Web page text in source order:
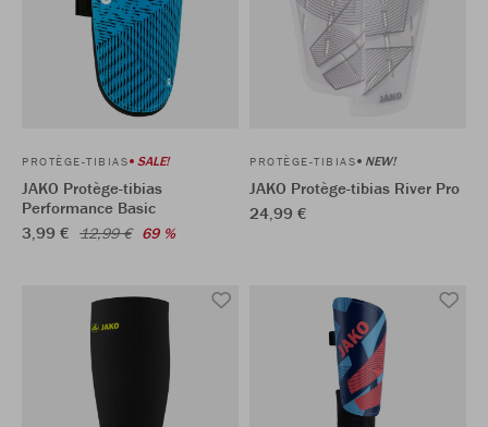
PROTÈGE-TIBIAS SALE!
JAKO Protège-tibias
Performance Basic
3,99 € 12,99 € 69 %
PROTÈGE-TIBIAS NEW!
JAKO Protège-tibias River Pro
24,99 €